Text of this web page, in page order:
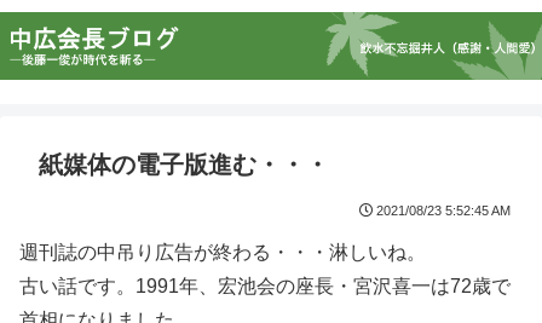
紙媒体の電子版進む・・・
2021/08/23 5:52:45 AM
週刊誌の中吊り広告が終わる・・・淋しいね。
古い話です。1991年、宏池会の座長・宮沢喜一は72歳で